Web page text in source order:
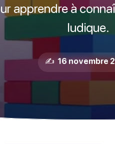
apprendre à
ludique.
✍️ 16 novembre